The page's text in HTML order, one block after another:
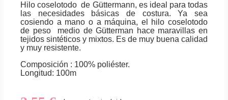
Hilo coselotodo de Güttermann, es ideal para todas
las necesidades básicas de costura. Ya sea
cosiendo a mano o a máquina, el hilo coselotodo
de peso medio de Gütterman hace maravillas en
tejidos sintéticos y mixtos. Es de muy buena calidad
y muy resistente.
Composición : 100% poliéster.
Longitud: 100m